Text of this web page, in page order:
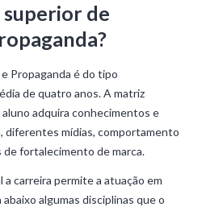
superior de
Propaganda é do tipo
de quatro anos. A matriz
adquira conhecimentos e
diferentes mídias, comportamento
fortalecimento de marca.
a carreira permite a atuação em
algumas disciplinas que o